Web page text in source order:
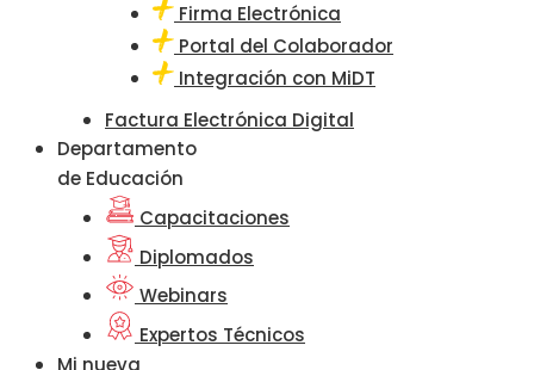
Firma Electrónica
Portal del Colaborador
Integración con MiDT
Factura Electrónica Digital
Departamento
de Educación
Capacitaciones
Diplomados
Webinars
Expertos Técnicos
Mi nueva